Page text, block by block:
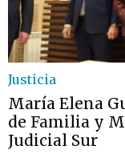
Justicia
María Elena
de Familia y
Judicial Sur